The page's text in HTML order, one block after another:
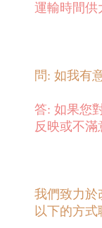
運輸時間供
問: 如我有
答: 如果您
反映或不滿
我們致力於
以下的方式